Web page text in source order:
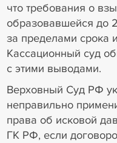
что требования о
образовавшейся до
за пределами срока
Кассационный суд
с этими выводами.
Верховный Суд РФ
неправильно
права об исковой
ГК РФ, если